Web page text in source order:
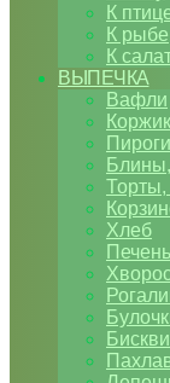
К
К рыбе
К
ВЫПЕЧКА
Вафли
Хлеб